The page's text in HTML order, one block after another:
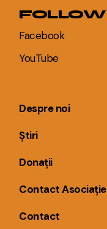
FOLLOW
Facebook
YouTube
Despre noi
Știri
Donații
Contact Asociație
Contact